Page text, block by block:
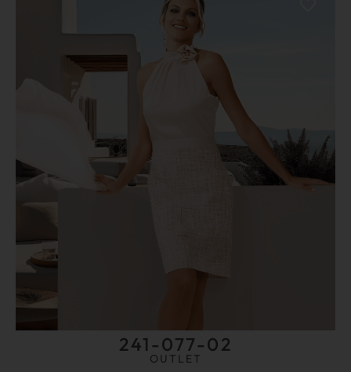
241-077-02
OUTLET